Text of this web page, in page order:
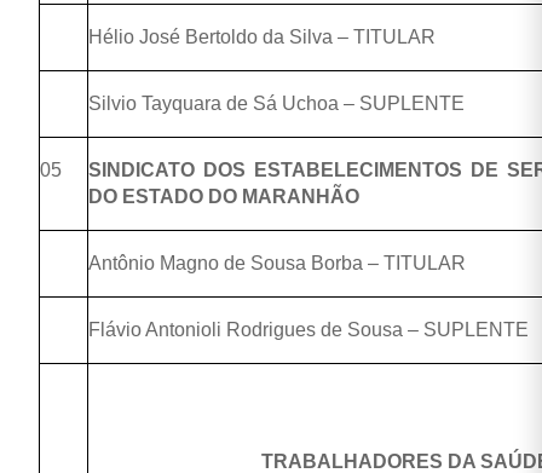
Hélio José Bertoldo da Silva – TITULAR
Silvio Tayquara de Sá Uchoa – SUPLENTE
05
SINDICATO DOS ESTABELECIMENTOS DE
DO ESTADO DO MARANHÃO
Antônio Magno de Sousa Borba – TITULAR
Flávio Antonioli Rodrigues de Sousa – SUPLENTE
TRABALHADORES DA